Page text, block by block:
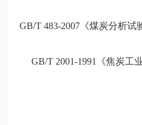
GB/T 483-2007《煤炭分析试
GB/T 2001-1991《焦炭工